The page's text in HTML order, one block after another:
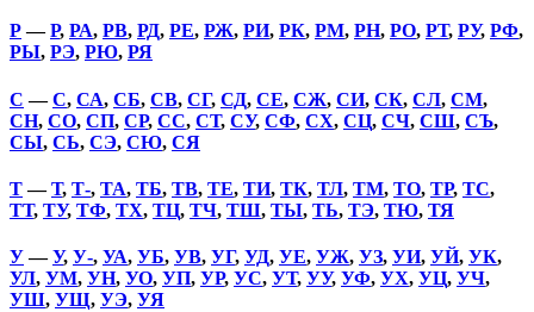
Р—Р, РА, РВ, РД, РЕ, РЖ, РИ, РК, РМ, РН, РО, РТ, РУ, РФ,
РЫ, РЭ, РЮ, РЯ
С —С, СА, СБ, СВ, СГ, СД, СЕ, СЖ, СИ, СК, СЛ, СМ,
СН, СО, СП, СР, СС, СТ, СУ, СФ, СХ, СЦ, СЧ, СШ, СЪ,
СЫ, СЬ, СЭ, СЮ, СЯ
Т—Т, Т-, ТА, ТБ, ТВ, ТЕ, ТИ, ТК, ТЛ, ТМ, ТО, ТР, ТС,
ТТ, ТУ, ТФ, ТХ, ТЦ, ТЧ, ТШ, ТЫ, ТЬ, ТЭ, ТЮ, ТЯ
У—У, У-, УА, УБ, УВ, УГ, УД, УЕ, УЖ, УЗ, УИ, УЙ, УК,
УЛ, УМ, УН, УО, УП, УР, УС, УТ, УУ, УФ, УХ, УЦ, УЧ,
УШ, УЩ, УЭ, УЯ